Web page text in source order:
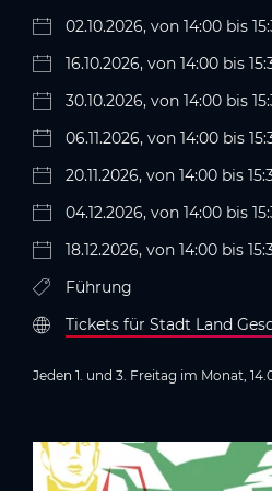
02.10.2026, von 14:00 bis
16.10.2026, von 14:00 bis
30.10.2026, von 14:00 bis
06.11.2026, von 14:00 bis
20.11.2026, von 14:00 bis
04.12.2026, von 14:00 bis
18.12.2026, von 14:00 bis
Führung
Tickets für Stadt Land
Jeden 1. und 3. Freitag im Monat,